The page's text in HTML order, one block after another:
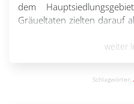
dem
Gräueltaten zielten darauf
systematische
weiter
Schlagwörter: